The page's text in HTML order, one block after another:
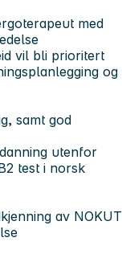
med
vil bli prioritert
og
samt god
utenfor
test i norsk
av NOKUT